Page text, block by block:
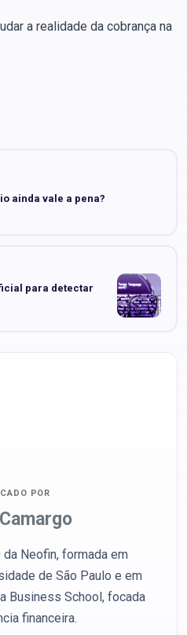
a realidade da cobrança na
ainda vale a pena?
para detectar
POR
da Neofin, formada em
de São Paulo e em
Business School, focada
financeira.